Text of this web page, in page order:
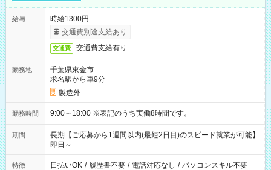
給与
時給1300円
交通費別途支給あり
交通費 交通費支給有り
勤務地
千葉県東金市
求名駅から車9分
製造外
勤務時間 9:00～18:00 ※表記のうち実働8時間です。
期間
長期【ご応募から1週間以内(最短2日目)のスピード就業が可能】
即日～
特徴 日払いOK / 履歴書不要 / 電話対応なし / パソコンスキル不要